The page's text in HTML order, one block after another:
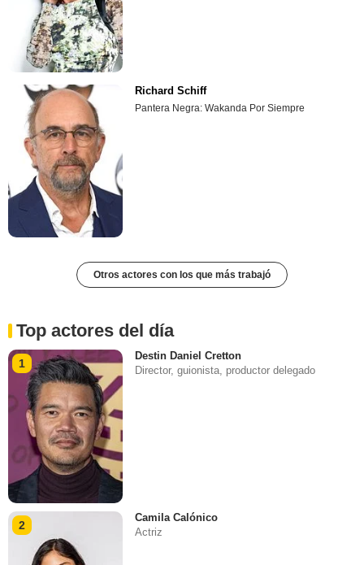
Richard Schiff
Pantera Negra: Wakanda Por Siempre
Otros actores con los que más trabajó
Top actores del día
1
Destin Daniel Cretton
Director, guionista, productor delegado
2
Camila Calónico
Actriz